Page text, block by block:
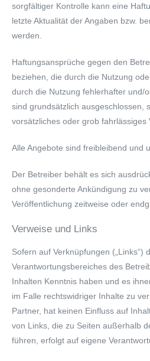
sorgfältiger Kontrolle kann eine
letzte Aktualität der Angaben bzw.
werden.
Haftungsansprüche gegen den
beziehen, die durch die Nutzung
durch die Nutzung fehlerhafter und/
sind grundsätzlich ausgeschlossen,
vorsätzliches oder grob fahrlässiges
Alle Angebote sind freibleibend und
Der Betreiber behält es sich
ohne gesonderte Ankündigung zu
Veröffentlichung zeitweise oder
Verweise und Links
Sofern auf Verknüpfungen
Verantwortungsbereiches des
Inhalten Kenntnis haben und es
im Falle rechtswidriger Inhalte zu
Partner, hat keinen Einfluss auf
von Links, die zu Seiten außerhalb
führen, erfolgt auf eigene